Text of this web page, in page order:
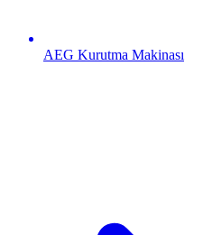
AEG Kurutma Makinası